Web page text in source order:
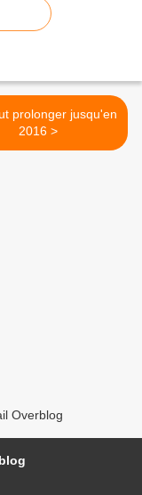
prolonger jusqu'en
2016 >
Overblog